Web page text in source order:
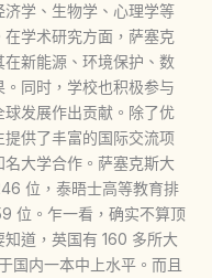
学、生物学、心理学等
学术研究方面，萨塞克
新能源、环境保护、数
同时，学校也积极参与
发展作出贡献。除了优
供了丰富的国际交流项
大学合作。萨塞克斯大
位，泰晤士高等教育排
位。乍一看，确实不算顶
道，英国有 160 多所大
国内一本中上水平。而且